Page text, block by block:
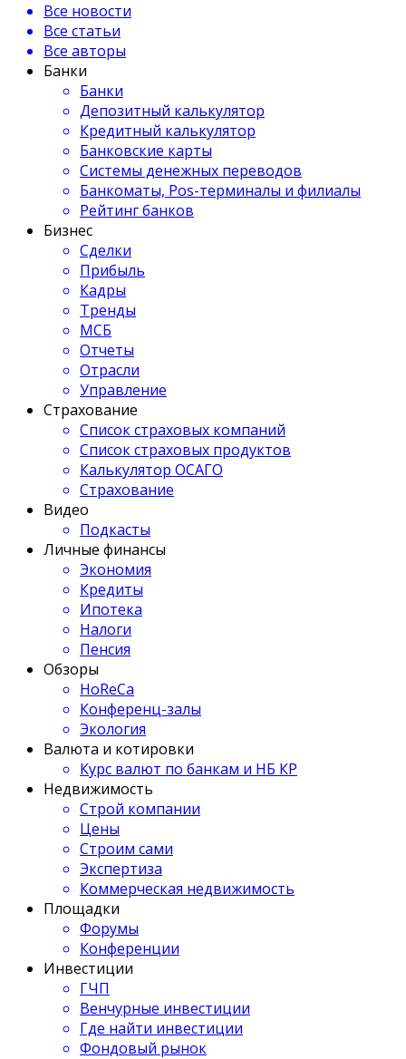
Все новости
Все статьи
Все авторы
Банки
Банки
Депозитный калькулятор
Кредитный калькулятор
Банковские карты
Системы денежных переводов
Банкоматы, Pos-терминалы и филиалы
Рейтинг банков
Бизнес
Сделки
Прибыль
Кадры
Тренды
МСБ
Отчеты
Отрасли
Управление
Страхование
Список страховых компаний
Список страховых продуктов
Калькулятор ОСАГО
Страхование
Видео
Подкасты
Личные финансы
Экономия
Кредиты
Ипотека
Налоги
Пенсия
Обзоры
HoReCa
Конференц-залы
Экология
Валюта и котировки
Курс валют по банкам и НБ КР
Недвижимость
Строй компании
Цены
Строим сами
Экспертиза
Коммерческая недвижимость
Площадки
Форумы
Конференции
Инвестиции
ГЧП
Венчурные инвестиции
Где найти инвестиции
Фондовый рынок